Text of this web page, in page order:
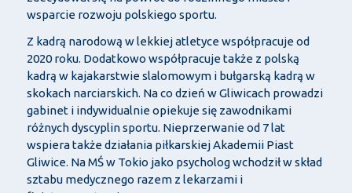
wsparcie rozwoju polskiego sportu.
Z kadrą narodową w lekkiej atletyce współpracuje od
2020 roku. Dodatkowo współpracuje także z polską
kadrą w kajakarstwie slalomowym i bułgarską kadrą w
skokach narciarskich. Na co dzień w Gliwicach prowadzi
gabinet i indywidualnie opiekuje się zawodnikami
różnych dyscyplin sportu. Nieprzerwanie od 7 lat
wspiera także działania piłkarskiej Akademii Piast
Gliwice. Na MŚ w Tokio jako psycholog wchodził w skład
sztabu medycznego razem z lekarzami i